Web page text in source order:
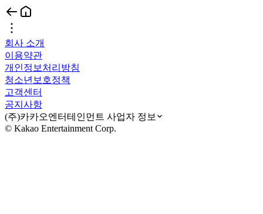
회사 소개
이용약관
개인정보처리방침
청소년보호정책
고객센터
공지사항
(주)카카오엔터테인먼트 사업자 정보
© Kakao Entertainment Corp.